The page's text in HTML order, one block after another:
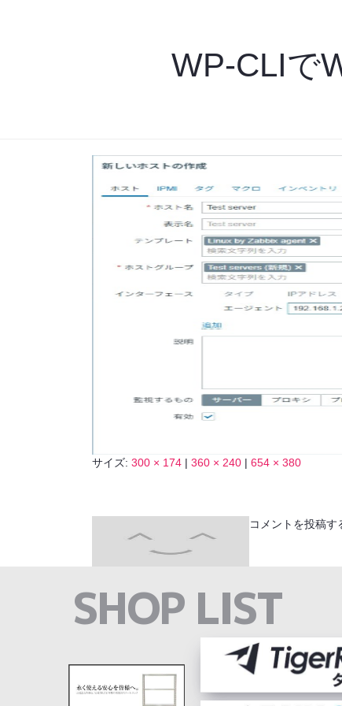
WP-CLIで
サイズ: 300 × 174 | 360 × 240 | 654 × 380
コメントを投稿す
SHOP LIST